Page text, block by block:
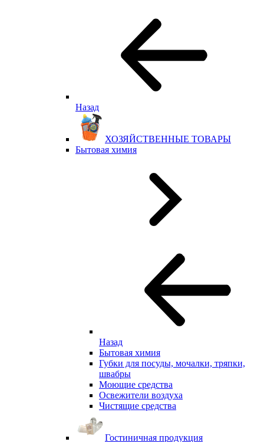
Назад
ХОЗЯЙСТВЕННЫЕ ТОВАРЫ
Бытовая химия
Назад
Бытовая химия
Губки для посуды, мочалки, тряпки,
швабры
Моющие средства
Освежители воздуха
Чистящие средства
Гостиничная продукция